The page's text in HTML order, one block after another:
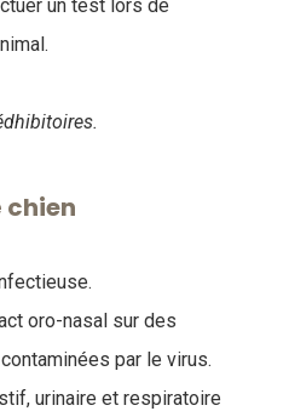
un test lors de
chien
oro-nasal sur des
par le virus.
urinaire et respiratoire